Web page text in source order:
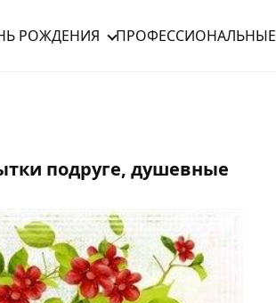
РОЖДЕНИЯ ПРОФЕССИОНАЛЬНЫЕ
подруге, душевные